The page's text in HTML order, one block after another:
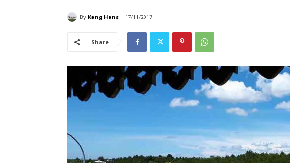
By Kang Hans 17/11/2017
Share